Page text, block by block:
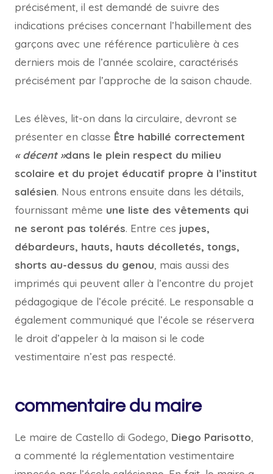
précisément, il est demandé de suivre des
indications précises concernant l’habillement des
garçons avec une référence particulière à ces
derniers mois de l’année scolaire, caractérisés
précisément par l’approche de la saison chaude.
Les élèves, lit-on dans la circulaire, devront se
présenter en classe Être habillé correctement
« décent »dans le plein respect du milieu
scolaire et du projet éducatif propre à l’institut
salésien. Nous entrons ensuite dans les détails,
fournissant même une liste des vêtements qui
ne seront pas tolérés. Entre ces jupes,
débardeurs, hauts, hauts décolletés, tongs,
shorts au-dessus du genou, mais aussi des
imprimés qui peuvent aller à l’encontre du projet
pédagogique de l’école précité. Le responsable a
également communiqué que l’école se réservera
le droit d’appeler à la maison si le code
vestimentaire n’est pas respecté.
commentaire du maire
Le maire de Castello di Godego, Diego Parisotto,
a commenté la réglementation vestimentaire